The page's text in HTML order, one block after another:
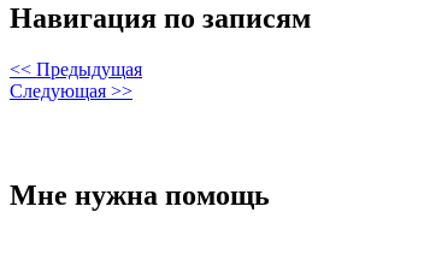
Навигация по записям
<< Предыдущая
Следующая >>
Мне нужна помощь